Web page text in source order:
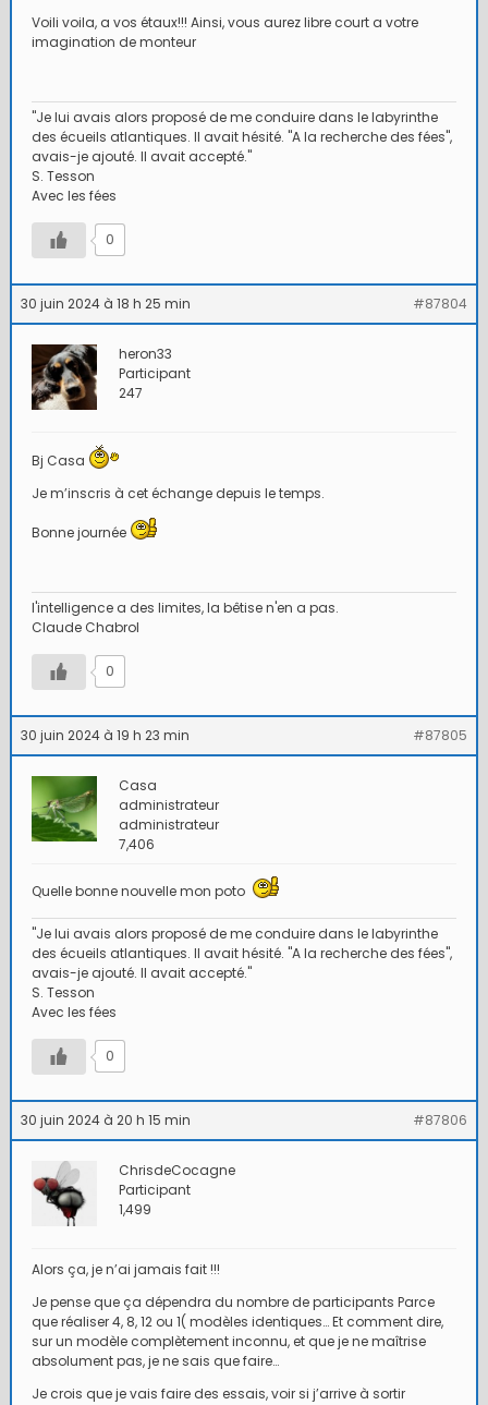
Voili voila, a vos étaux!!! Ainsi, vous aurez libre court a votre
imagination de monteur
"Je lui avais alors proposé de me conduire dans le labyrinthe
des écueils atlantiques. Il avait hésité. "A la recherche des fées",
avais-je ajouté. Il avait accepté."
S. Tesson
Avec les fées
0
30 juin 2024 à 18 h 25 min #87804
heron33
Participant
247
Bj Casa
Je m’inscris à cet échange depuis le temps.
Bonne journée
l'intelligence a des limites, la bêtise n'en a pas.
Claude Chabrol
0
30 juin 2024 à 19 h 23 min #87805
Casa
administrateur
administrateur
7,406
Quelle bonne nouvelle mon poto
"Je lui avais alors proposé de me conduire dans le labyrinthe
des écueils atlantiques. Il avait hésité. "A la recherche des fées",
avais-je ajouté. Il avait accepté."
S. Tesson
Avec les fées
0
30 juin 2024 à 20 h 15 min #87806
ChrisdeCocagne
Participant
1,499
Alors ça, je n’ai jamais fait !!!
Je pense que ça dépendra du nombre de participants Parce
que réaliser 4, 8, 12 ou 1( modèles identiques… Et comment dire,
sur un modèle complètement inconnu, et que je ne maîtrise
absolument pas, je ne sais que faire…
Je crois que je vais faire des essais, voir si j’arrive à sortir